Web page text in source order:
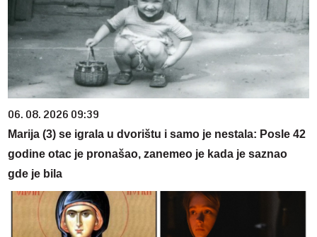
06. 08. 2026 09:39
Marija (3) se igrala u dvorištu i samo je nestala: Posle 42
godine otac je pronašao, zanemeo je kada je saznao
gde je bila